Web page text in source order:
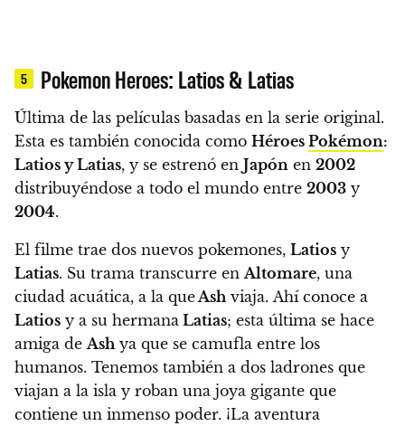
5 Pokemon Heroes: Latios & Latias
Última de las películas basadas en la serie original.
Esta es también conocida como Héroes Pokémon:
Latios y Latias, y se estrenó en Japón en 2002
distribuyéndose a todo el mundo entre 2003 y
2004.
El filme trae dos nuevos pokemones, Latios y
Latias. Su trama transcurre enAltomare, una
ciudad acuática, a la queAshviaja. Ahí conoce a
Latios y a su hermana Latias; esta última se hace
amiga deAshya que se camufla entre los
humanos. Tenemos también a dos ladrones que
viajan a la isla y roban una joya gigante que
contiene un inmenso poder. ¡La aventura